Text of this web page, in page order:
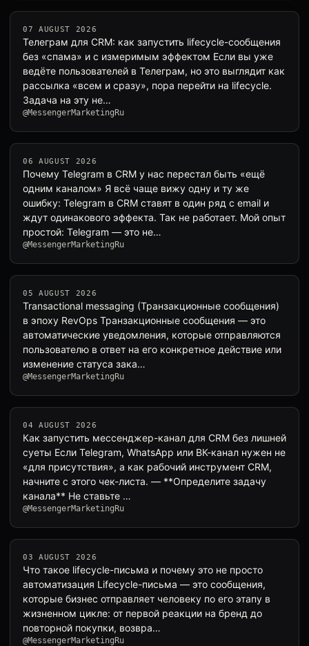
07 AUGUST 2026
Телеграм для CRM: как запустить lifecycle-сообщения
без «спама» и с измеримым эффектом Если вы уже
ведёте пользователей в Телеграм, но это выглядит как
рассылка «всем и сразу», пора перейти на lifecycle.
Задача на эту не…
@MessengerMarketingRu
06 AUGUST 2026
Почему Telegram в CRM у нас перестал быть «ещё
одним каналом» Я всё чаще вижу одну и ту же
ошибку: Telegram в CRM ставят в один ряд с email и
ждут одинакового эффекта. Так не работает. Мой опыт
простой: Telegram — это не…
@MessengerMarketingRu
05 AUGUST 2026
Transactional messaging (Транзакционные сообщения)
в эпоху RevOps Транзакционные сообщения — это
автоматические уведомления, которые отправляются
пользователю в ответ на его конкретное действие или
изменение статуса зака…
@MessengerMarketingRu
04 AUGUST 2026
Как запустить мессенджер-канал для CRM без лишней
суеты Если Telegram, WhatsApp или ВК-канал нужен не
«для присутствия», а как рабочий инструмент CRM,
начните с этого чек-листа. — **Определите задачу
канала** Не ставьте …
@MessengerMarketingRu
03 AUGUST 2026
Что такое lifecycle-письма и почему это не просто
автоматизация Lifecycle-письма — это сообщения,
которые бизнес отправляет человеку по его этапу в
жизненном цикле: от первой реакции на бренд до
повторной покупки, возвра…
@MessengerMarketingRu